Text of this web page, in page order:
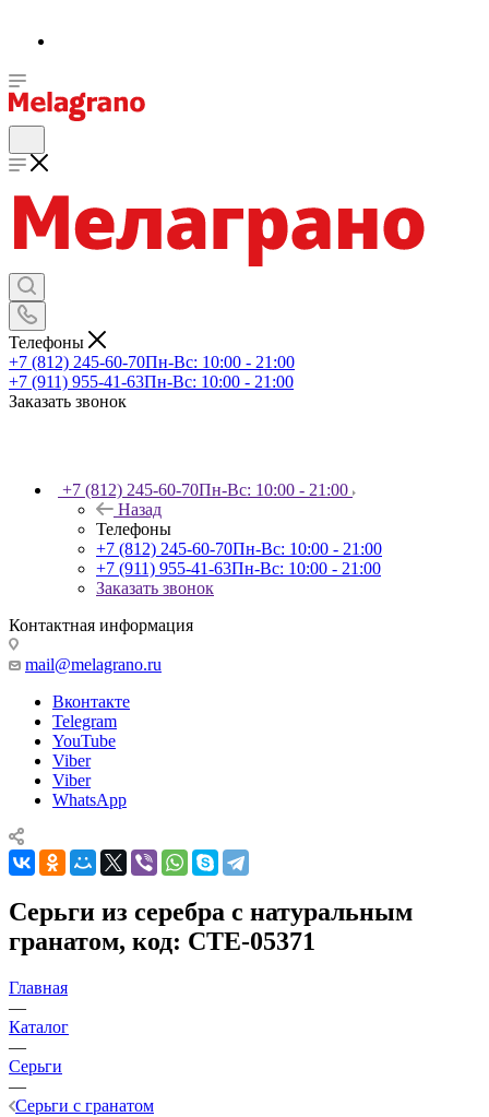
Телефоны
+7 (812) 245-60-70Пн-Вс: 10:00 - 21:00
+7 (911) 955-41-63Пн-Вс: 10:00 - 21:00
Заказать звонок
+7 (812) 245-60-70Пн-Вс: 10:00 - 21:00
Назад
Телефоны
+7 (812) 245-60-70Пн-Вс: 10:00 - 21:00
+7 (911) 955-41-63Пн-Вс: 10:00 - 21:00
Заказать звонок
Контактная информация
mail@melagrano.ru
Вконтакте
Telegram
YouTube
Viber
Viber
WhatsApp
Серьги из серебра с натуральным
гранатом, код: CTE-05371
Главная
—
Каталог
—
Серьги
—
Серьги с гранатом